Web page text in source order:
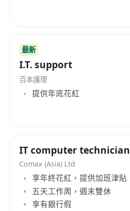
最新
I.T. support
百本護理
提供年底花紅
IT computer technician
Comax (Asia) Ltd
享年終花紅，提供加班津貼
五天工作周，週末雙休
享有銀行假